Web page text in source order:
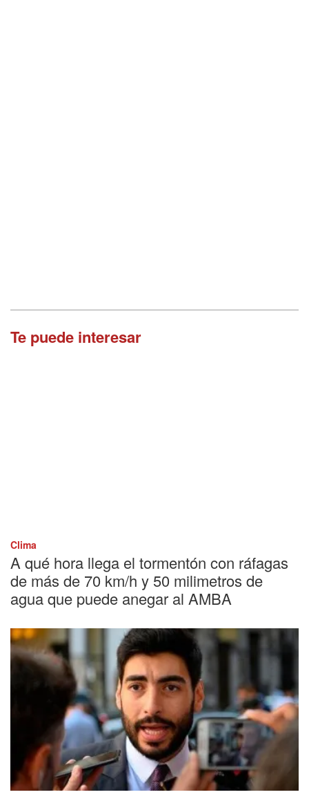
Te puede interesar
Clima
A qué hora llega el tormentón con ráfagas
de más de 70 km/h y 50 milimetros de
agua que puede anegar al AMBA